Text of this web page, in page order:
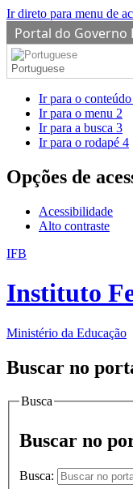
Ir direto para menu de
Portal do Governo
Portuguese
Ir para o conteúdo
Ir para o menu 2
Ir para a busca 3
Ir para o rodapé 4
Opções de
Acessibilidade
Alto contraste
IFB
Instituto
Ministério da Educação
Buscar no
Busca
Buscar no
Busca: